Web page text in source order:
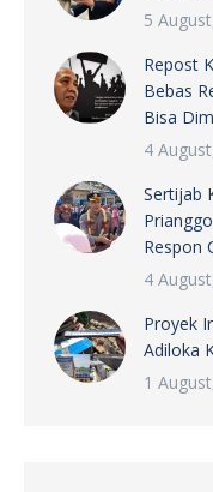
5
Repost
Bebas
Bisa
4
Sertijab
Respon
4
Proyek
Adiloka
1